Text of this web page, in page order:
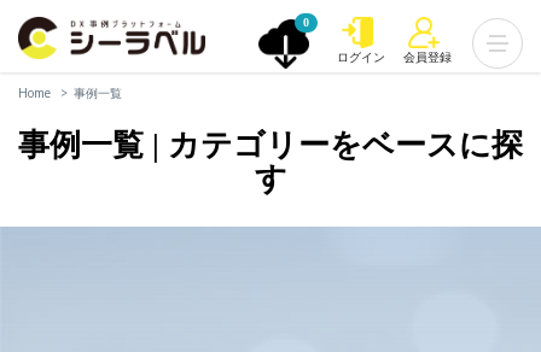
0
ログイン 会員登録
Home 事例一覧
事例一覧 | カテゴリーをベースに探
す